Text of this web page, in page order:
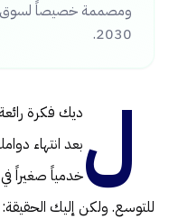
ومصممة خصيصاً لسوق
2030.
لديك فكرة
بعد انتهاء
خدمياً صغيراً
للتوسع. ولكن إليك الحقيقة: